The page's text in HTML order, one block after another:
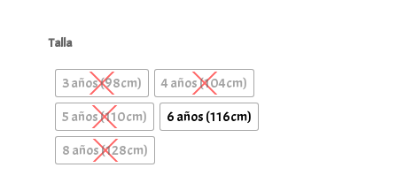
Talla
3 años (98cm)
4 años (104cm)
5 años (110cm)
6 años (116cm)
8 años (128cm)